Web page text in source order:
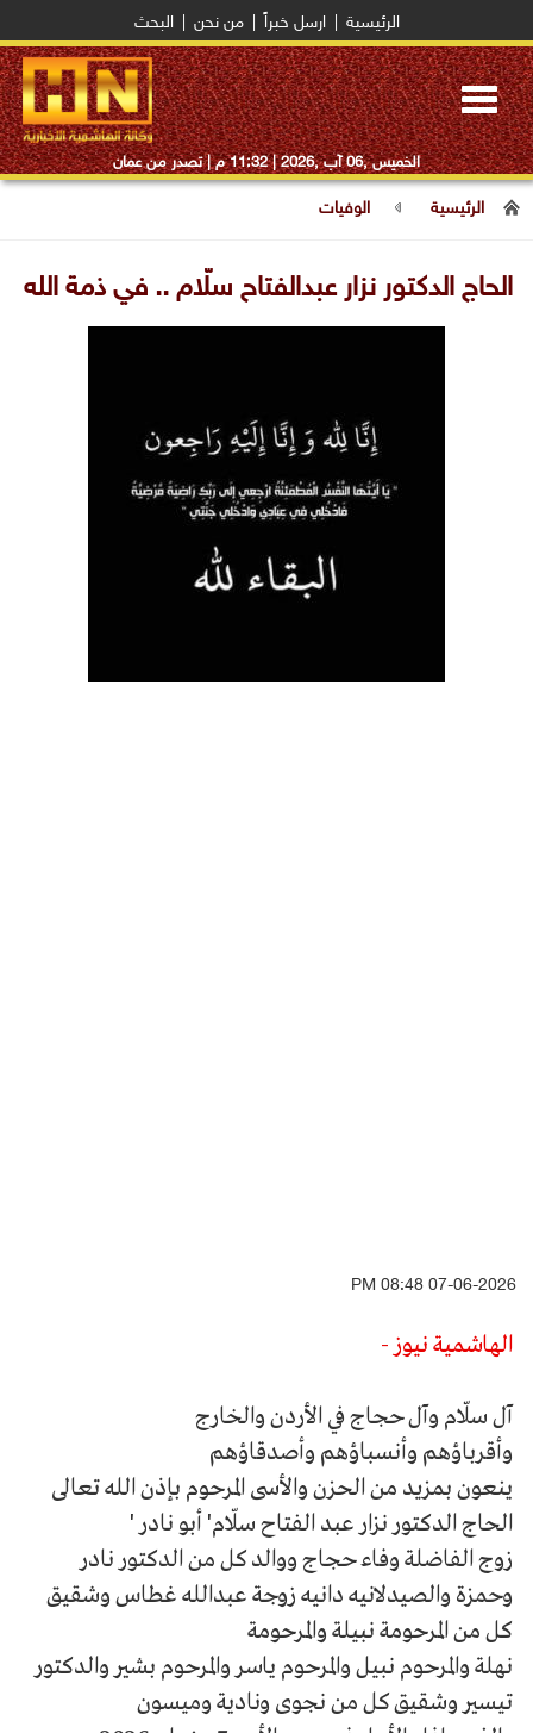
الرئيسية ارسل خبراً من نحن البحث
Toggle
navigation
الخميس ,06 آب ,2026 | 11:32 م | تصدر من عمان
الرئيسية الوفيات
الحاج الدكتور نزار عبدالفتاح سلّام .. في ذمة الله
07-06-2026 08:48 PM
الهاشمية نيوز -
آل سلّام وآل حجاج في الأردن والخارج
وأقرباؤهم وأنسباؤهم وأصدقاؤهم
ينعون بمزيد من الحزن والأسى المرحوم بإذن الله تعالى
الحاج الدكتور نزار عبد الفتاح سلّام' أبو نادر '
زوج الفاضلة وفاء حجاج ووالد كل من الدكتور نادر
وحمزة والصيدلانيه دانيه زوجة عبدالله غطاس وشقيق
كل من المرحومة نبيلة والمرحومة
نهلة والمرحوم نبيل والمرحوم ياسر والمرحوم بشير والدكتور
تيسير وشقيق كل من نجوى ونادية وميسون